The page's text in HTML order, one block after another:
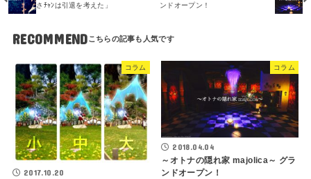
さﾁｬﾝは引退を考えた」
ンドオープン！
RECOMMEND
コラム
2017.10.20
コラム
2018.04.04
～オトナの隠れ家 majolica～ グラ
ンドオープン！